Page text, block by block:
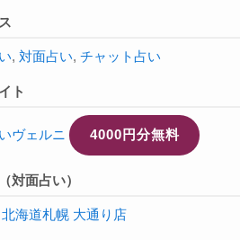
, 対面占い, チャット占い
ト
ヴェルニ 4000円分無料
対面占い）
海道札幌 大通り店